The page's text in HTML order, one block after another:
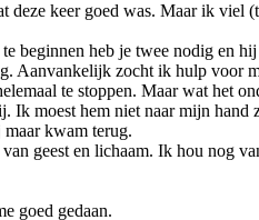
deze keer goed was. Maar ik
beginnen heb je twee nodig
Aanvankelijk zocht ik hulp voor
te stoppen. Maar wat het
moest hem niet naar mijn
kwam terug.
geest en lichaam. Ik hou nog
goed gedaan.